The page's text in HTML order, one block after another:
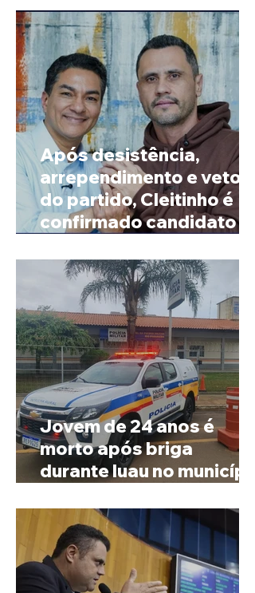
Após desistência,
arrependimento e veto
do partido, Cleitinho é
confirmado candidato ao
Jovem de 24 anos é
morto após briga
durante luau no município